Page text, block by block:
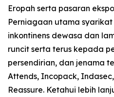
Eropah serta pasaran
Perniagaan utama
inkontinens dewasa dan
runcit serta terus kepada
persendirian, dan jenama
Attends, Incopack,
Reassure. Ketahui lebih